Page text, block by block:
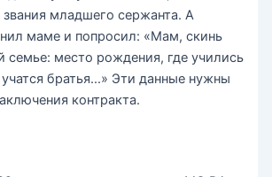
младшего сержанта. А
маме и попросил: «Мам, скинь
семье: место рождения, где учились
братья…» Эти данные нужны
контракта.